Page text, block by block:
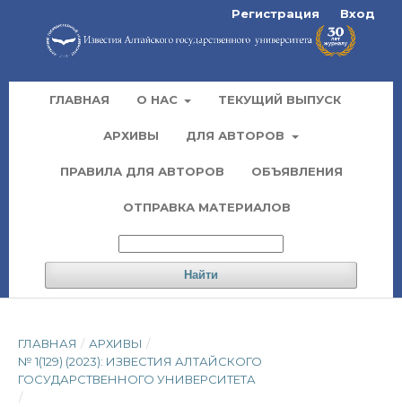
ГЛАВНАЯ О НАС ТЕКУЩИЙ ВЫПУСК
АРХИВЫ ДЛЯ АВТОРОВ
ПРАВИЛА ДЛЯ АВТОРОВ ОБЪЯВЛЕНИЯ
ОТПРАВКА МАТЕРИАЛОВ
Найти
Регистрация Вход
ГЛАВНАЯ / АРХИВЫ /
№ 1(129) (2023): ИЗВЕСТИЯ АЛТАЙСКОГО
ГОСУДАРСТВЕННОГО УНИВЕРСИТЕТА
/